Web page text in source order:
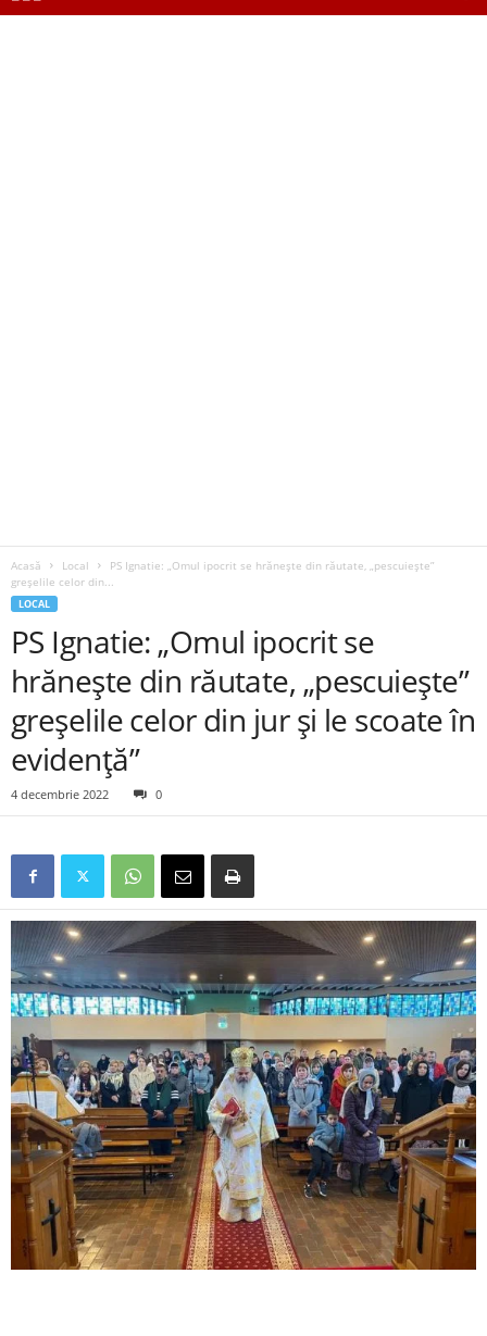
Acasă Local
PS Ignatie: „Omul ipocrit se hrănește din răutate, „pescuiește”
greșelile celor din...
LOCAL
PS Ignatie: „Omul ipocrit se
hrănește din răutate, „pescuiește”
greșelile celor din jur și le scoate în
evidenţă”
4 decembrie 2022 0